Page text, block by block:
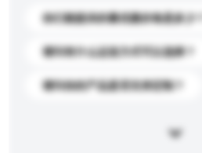
你们能提供的最优惠价格是多少？
请问有什么运送方式可以选择？
请问你的产品是否支持定制？